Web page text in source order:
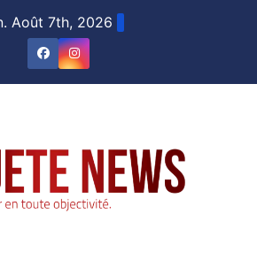
Août 7th, 2026